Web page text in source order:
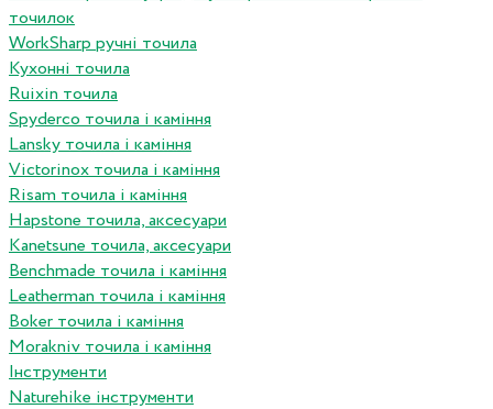
точилок
WorkSharp ручні точила
Кухонні точила
Ruixin точила
Spyderco точила і каміння
Lansky точила і каміння
Victorinox точила і каміння
Risam точила і каміння
Hapstone точила, аксесуари
Kanetsune точила, аксесуари
Benchmade точила і каміння
Leatherman точила і каміння
Boker точила і каміння
Morakniv точила і каміння
Інструменти
Naturehike інструменти